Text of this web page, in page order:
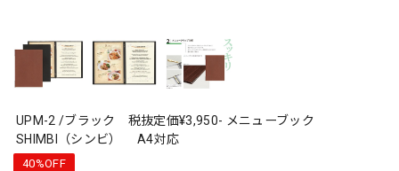
UPM-2 /ブラック 税抜定価¥3,950- メニューブック
SHIMBI（シンビ） A4対応
40%OFF